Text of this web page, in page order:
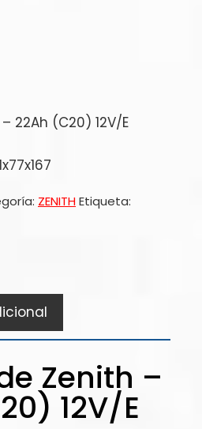
22Ah (C20) 12V/E
ZENITHEtiqueta:
Zenith –
12V/E